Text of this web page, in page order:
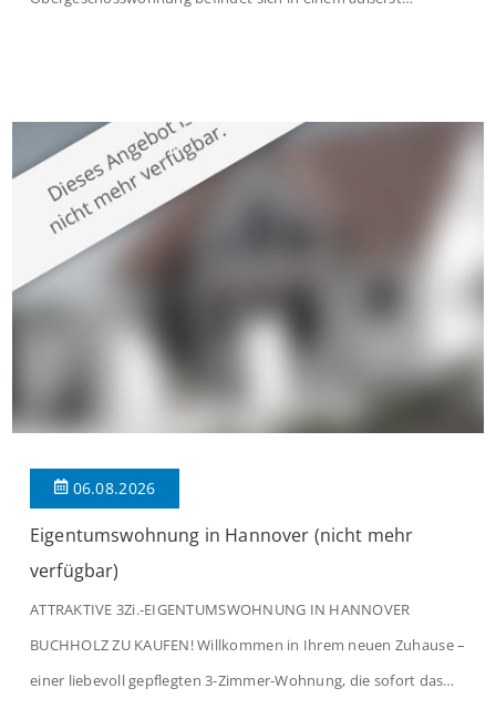
großzügige Räume und eine hochwertige Ausstattung, die
modernen Wohnkomfort mit einem stilvollen Ambiente
verbindet. Der […]
06.08.2026
Eigentumswohnung in Hannover (nicht mehr
verfügbar)
ATTRAKTIVE 3Zi.-EIGENTUMSWOHNUNG IN HANNOVER
BUCHHOLZ ZU KAUFEN! Willkommen in Ihrem neuen Zuhause –
einer liebevoll gepflegten 3-Zimmer-Wohnung, die sofort das